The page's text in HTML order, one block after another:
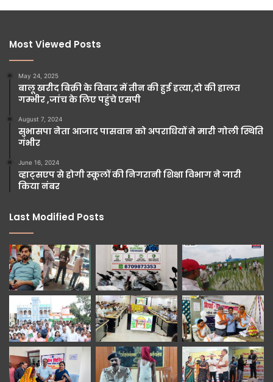
Most Viewed Posts
May 24, 2025
बालू खरीद बिक्री के विवाद में तीन की हुई हत्या,दो की हालत
गम्भीर ,जांच के लिए पहुंचे एसपी
August 7, 2024
सुभासपा नेता आजाद पासवान को अपराधियों ने मारी गोली स्थिति
गंभीर
June 16, 2024
व्हाट्सएप से होगी स्कूलों की निगरानी शिक्षा विभाग ने जारी
किया नंबर
Last Modified Posts